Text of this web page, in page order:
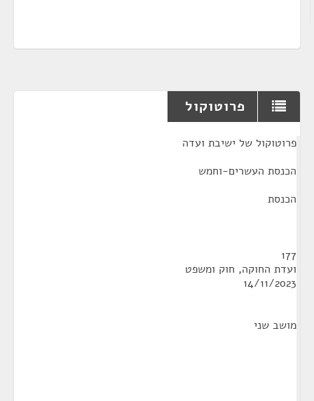
פרוטוקול
פרוטוקול של ישיבת ועדה
הכנסת העשרים-וחמש
הכנסת
177
ועדת החוקה, חוק ומשפט
14/11/2023
מושב שני